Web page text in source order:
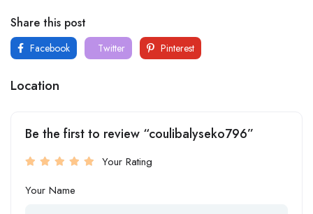
Share this post
Facebook Twitter Pinterest
Location
Be the first to review “coulibalyseko796”
Your Rating
Your Name